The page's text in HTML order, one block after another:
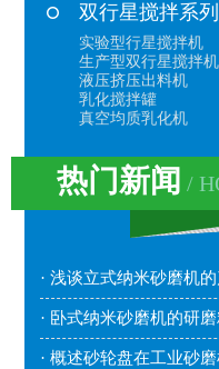
双行星搅拌系列
实验型行星搅拌机
生产型双行星搅拌机
液压挤压出料机
乳化搅拌罐
真空均质乳化机
热门新闻 /
· 概述砂轮盘在工业砂